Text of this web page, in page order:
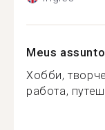
Meus
Хобби,
работа,